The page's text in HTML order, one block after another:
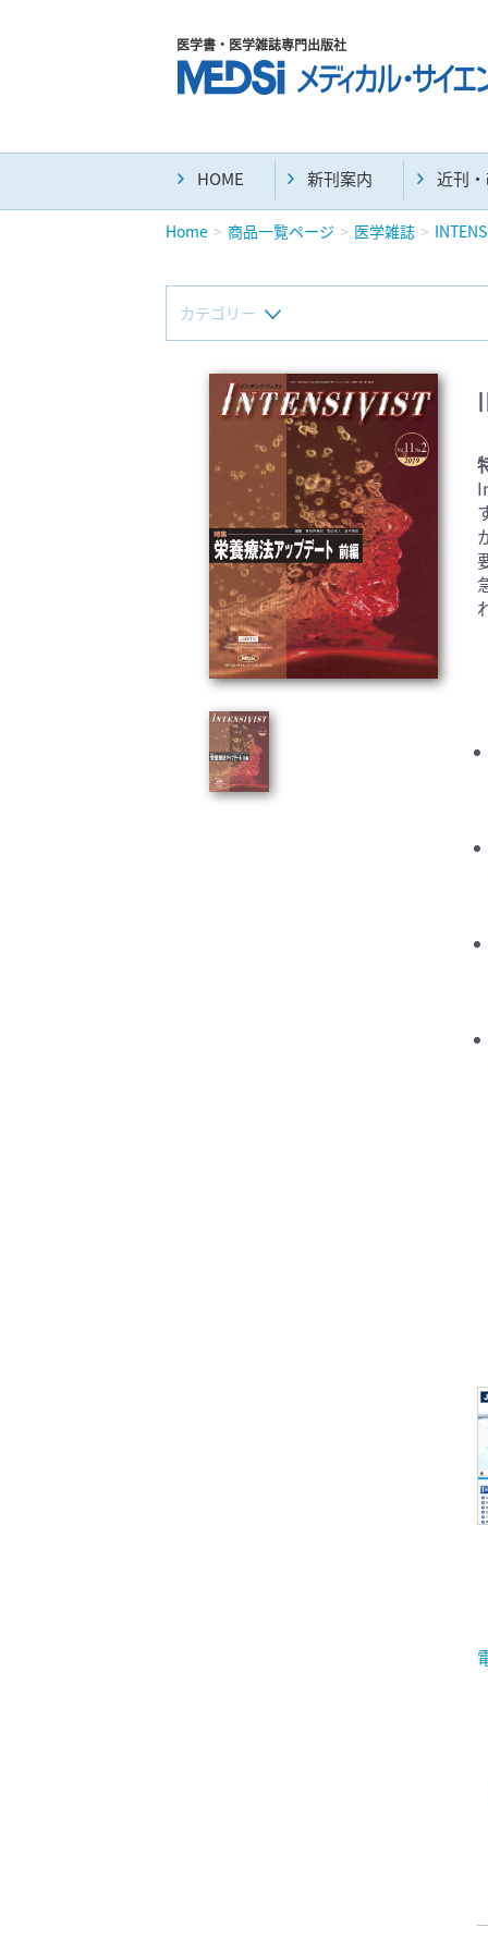
医学書・医学雑誌専門出版社
HOME 新刊案内 近刊
Home 商品一覧ページ 医学雑誌
カテゴリー
新刊(直近6ヶ月)(24)
マニュアル(39)
臨床医学:一般(359)
基礎医学関連科学(80)
歯科学(3)
衛生・公衆衛生学(14)